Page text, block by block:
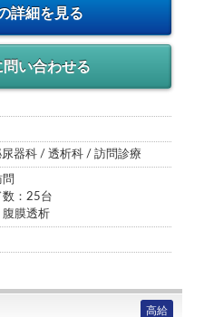
詳細を見る
問い合わせる
器科 / 透析科 / 訪問診療
問
数：25台
腹膜透析
高給